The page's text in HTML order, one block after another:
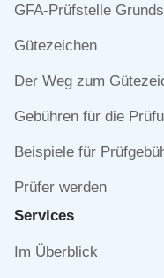
Navigation
GFA-Prüfstelle
Gütezeichen
Der Weg zum
Gebühren für die
Beispiele für
Prüfer werden
Services
Navigation
Im Überblick